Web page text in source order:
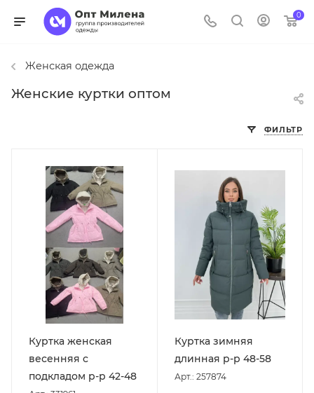
0
Женская одежда
Женские куртки оптом
ФИЛЬТР
Куртка женская
весенняя с
подкладом р-р 42-48
Куртка зимняя
длинная р-р 48-58
Арт.: 257874